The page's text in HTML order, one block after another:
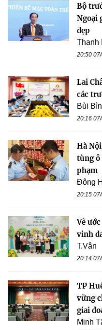
Bộ
Ngoại
đẹp
Thanh
20:50
Lai
các
Bùi
20:16
Hà
tùng ô
phạm
Đông
20:15
Vẽ
vinh
T.Vân
20:14
TP
vững
giai
Minh